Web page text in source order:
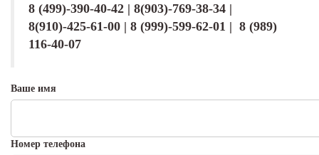
8 (499)-390-40-42 | 8(903)-769-38-34 |
8(910)-425-61-00 | 8 (999)-599-62-01 | 8 (989)
116-40-07
Ваше имя
Номер телефона